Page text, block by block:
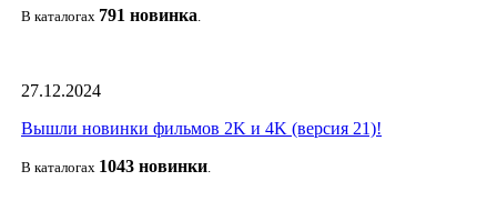
В каталогах 791 новинка.
27.12.2024
Вышли новинки фильмов 2K и 4K (версия 21)!
В каталогах 1043 новинки.